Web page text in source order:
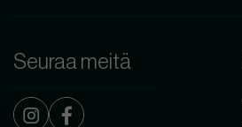
Seuraa meitä